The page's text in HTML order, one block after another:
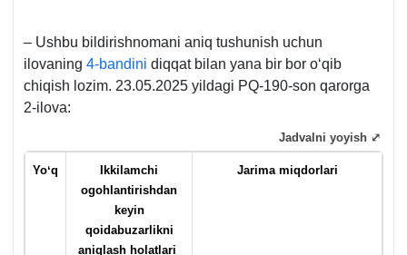
– Ushbu bildirishnomani aniq tushunish uchun
ilovaning 4-bandini diqqat bilan yana bir bor oʻqib
chiqish lozim. 23.05.2025 yildagi PQ-190-son qarorga
2-ilova:
Yoʻq
kkilamchi
ogohlantirishdan
keyin
qoidabuzarlikni
aniqlash holatlari
Jarima miqdorlari
Jadvalni yoyish ⤢